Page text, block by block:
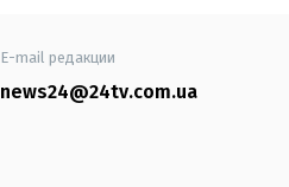
E-mail редакции
news24@24tv.com.ua